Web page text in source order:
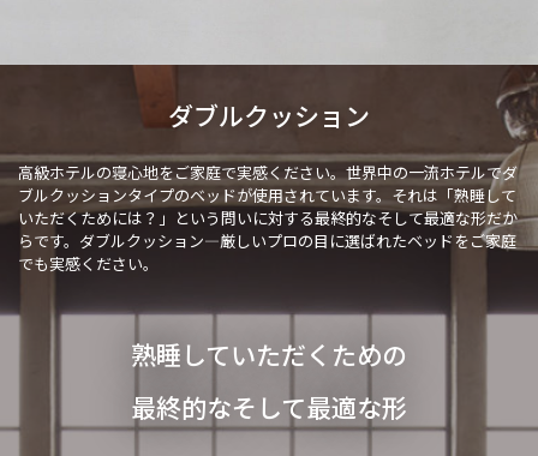
ダブルクッション
高級ホテルの寝心地をご家庭で実感ください。世界中の一流ホテルでダ
ブルクッションタイプのベッドが使用されています。それは「熟睡して
いただくためには？」という問いに対する最終的なそして最適な形だか
らです。ダブルクッション―厳しいプロの目に選ばれたベッドをご家庭
でも実感ください。
熟睡していただくための
最終的なそして最適な形